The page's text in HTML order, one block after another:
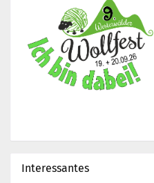
Interessantes